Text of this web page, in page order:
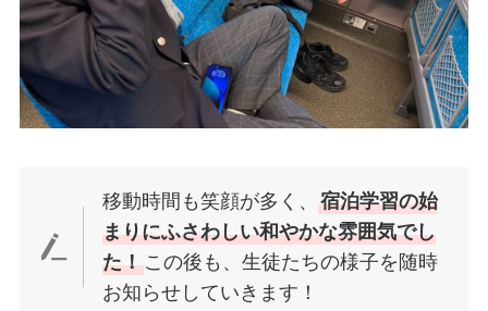
移動時間も笑顔が多く、宿泊学習の始
まりにふさわしい和やかな雰囲気でし
た！この後も、生徒たちの様子を随時
お知らせしていきます！